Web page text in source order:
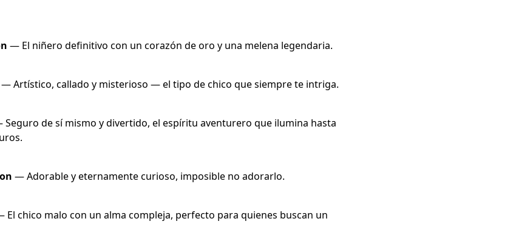
— El niñero definitivo con un corazón de oro y una melena legendaria.
— Artístico, callado y misterioso — el tipo de chico que siempre te intriga.
de sí mismo y divertido, el espíritu aventurero que ilumina hasta
— Adorable y eternamente curioso, imposible no adorarlo.
El chico malo con un alma compleja, perfecto para quienes buscan un